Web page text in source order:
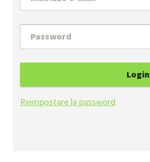
Login
Reimpostare la password